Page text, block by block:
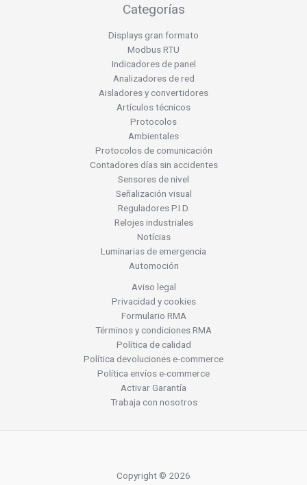
Categorías
Displays gran formato
Modbus RTU
Indicadores de panel
Analizadores de red
Aisladores y convertidores
Artículos técnicos
Protocolos
Ambientales
Protocolos de comunicación
Contadores días sin accidentes
Sensores de nivel
Señalización visual
Reguladores P.I.D.
Relojes industriales
Notícias
Luminarias de emergencia
Automoción
Aviso legal
Privacidad y cookies
Formulario RMA
Términos y condiciones RMA
Política de calidad
Política devoluciones e-commerce
Política envíos e-commerce
Activar Garantía
Trabaja con nosotros
Copyright © 2026